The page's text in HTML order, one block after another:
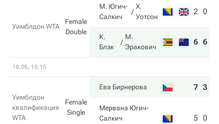
Уимблдон WTA
Female
Double
М. Югич-
Салкич
Х.
Уотсон
2 0
К.
Блэк
М.
Эракович
6 6
18.06, 15:15
Уимблдон
квалификация
WTA
Female
Single
Ева Бирнерова 7 3
Мервана Югич-
Салкич
5 0